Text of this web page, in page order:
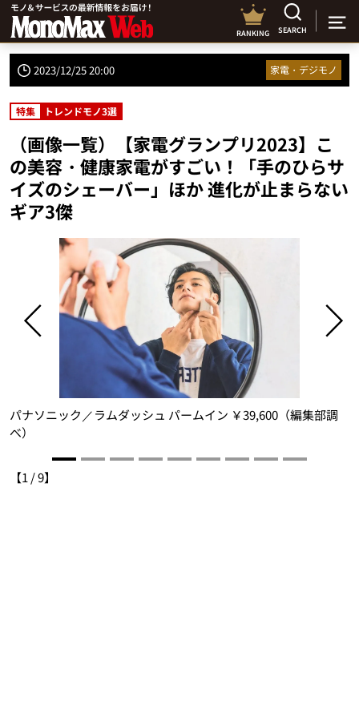
RANKING SEARCH
2023/12/25 20:00 家電・デジモノ
特集 トレンドモノ3選
（画像一覧）【家電グランプリ2023】こ
の美容・健康家電がすごい！「手のひらサ
イズのシェーバー」ほか 進化が止まらない
ギア3傑
パナソニック／ラムダッシュ パームイン ￥39,600（編集部調
べ）
【1 /9】